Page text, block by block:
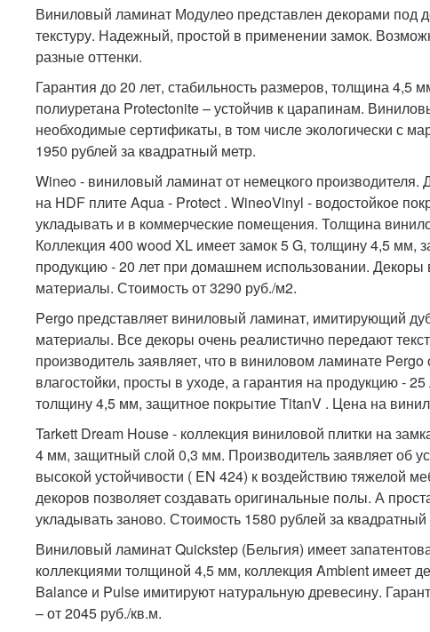
Виниловый ламинат Модулео представлен декорами под
текстуру. Надежный, простой в применении замок.
разные оттенки.
Гарантия до 20 лет, стабильность размеров, толщина 4,5
полиуретана Protectonite – устойчив к царапинам.
необходимые сертификаты, в том числе экологически с
1950 рублей за квадратный метр.
Wineo - виниловый ламинат от немецкого
на HDF плите Aqua - Protect . WineoVinyl - водостойкое
укладывать и в коммерческие помещения. Толщина
Коллекция 400 wood XL имеет замок 5 G, толщину 4,5 мм,
продукцию - 20 лет при домашнем использовании.
материалы. Стоимость от 3290 руб./м2.
Pergo представляет виниловый ламинат, имитирующий
материалы. Все декоры очень реалистично передают
производитель заявляет, что в виниловом ламинате
влагостойки, просты в уходе, а гарантия на продукцию -
толщину 4,5 мм, защитное покрытие TitanV . Цена на
Tarkett Dream House - коллекция виниловой плитки на
4 мм, защитный слой 0,3 мм. Производитель заявляет об
высокой устойчивости ( EN 424) к воздействию тяжелой
декоров позволяет создавать оригинальные полы. А
укладывать заново. Стоимость 1580 рублей за квадратный
Виниловый ламинат Quickstep (Бельгия) имеет
коллекциями толщиной 4,5 мм, коллекция Ambient имеет
Balance и Pulse имитируют натуральную древесину.
– от 2045 руб./кв.м.